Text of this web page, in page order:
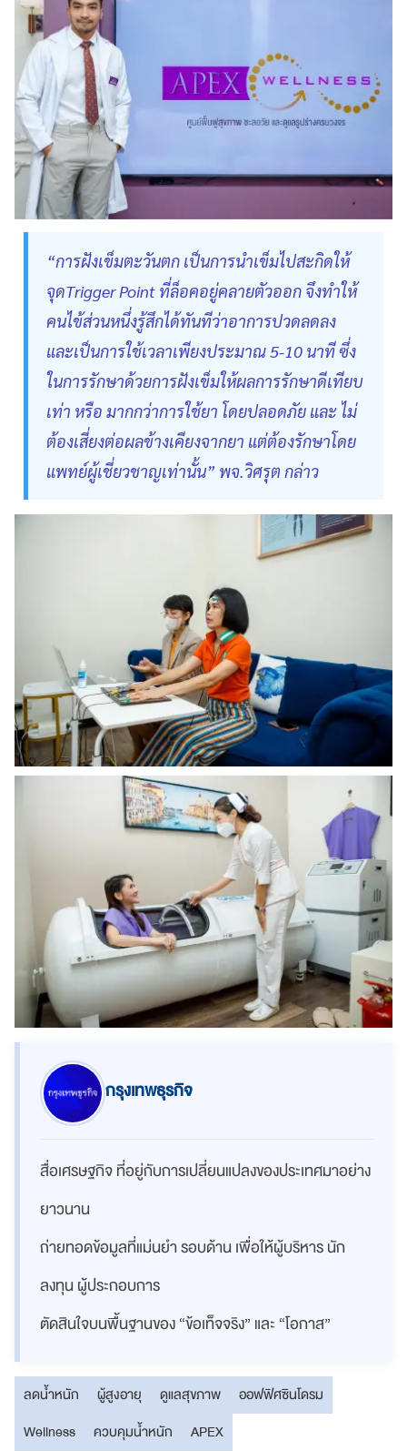
“การฝังเข็มตะวันตก เป็นการนำเข็มไปสะกิดให้
จุดTrigger Point ที่ล็อคอยู่คลายตัวออก จึงทำให้
คนไข้ส่วนหนึ่งรู้สึกได้ทันทีว่าอาการปวดลดลง
และเป็นการใช้เวลาเพียงประมาณ 5-10 นาที ซึ่ง
ในการรักษาด้วยการฝังเข็มให้ผลการรักษาดีเทียบ
เท่า หรือ มากกว่าการใช้ยา โดยปลอดภัย และ ไม่
ต้องเสี่ยงต่อผลข้างเคียงจากยา แต่ต้องรักษาโดย
แพทย์ผู้เชี่ยวชาญเท่านั้น” พจ.วิศรุต กล่าว
กรุงเทพธุรกิจ
สื่อเศรษฐกิจ ที่อยู่กับการเปลี่ยนแปลงของประเทศมาอย่าง
ยาวนาน
ถ่ายทอดข้อมูลที่แม่นยำ รอบด้าน เพื่อให้ผู้บริหาร นัก
ลงทุน ผู้ประกอบการ
ตัดสินใจบนพื้นฐานของ “ข้อเท็จจริง” และ “โอกาส”
ลดน้ำหนัก ผู้สูงอายุ ดูแลสุขภาพ
ออฟฟิศซินโดรม
Wellness
ควบคุมน้ำหนัก APEX